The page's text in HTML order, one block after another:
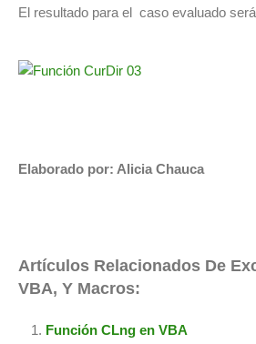
El resultado para el caso evaluado
Elaborado por: Alicia Chauca
Artículos Relacionados De
VBA, Y Macros:
Función CLng en VBA